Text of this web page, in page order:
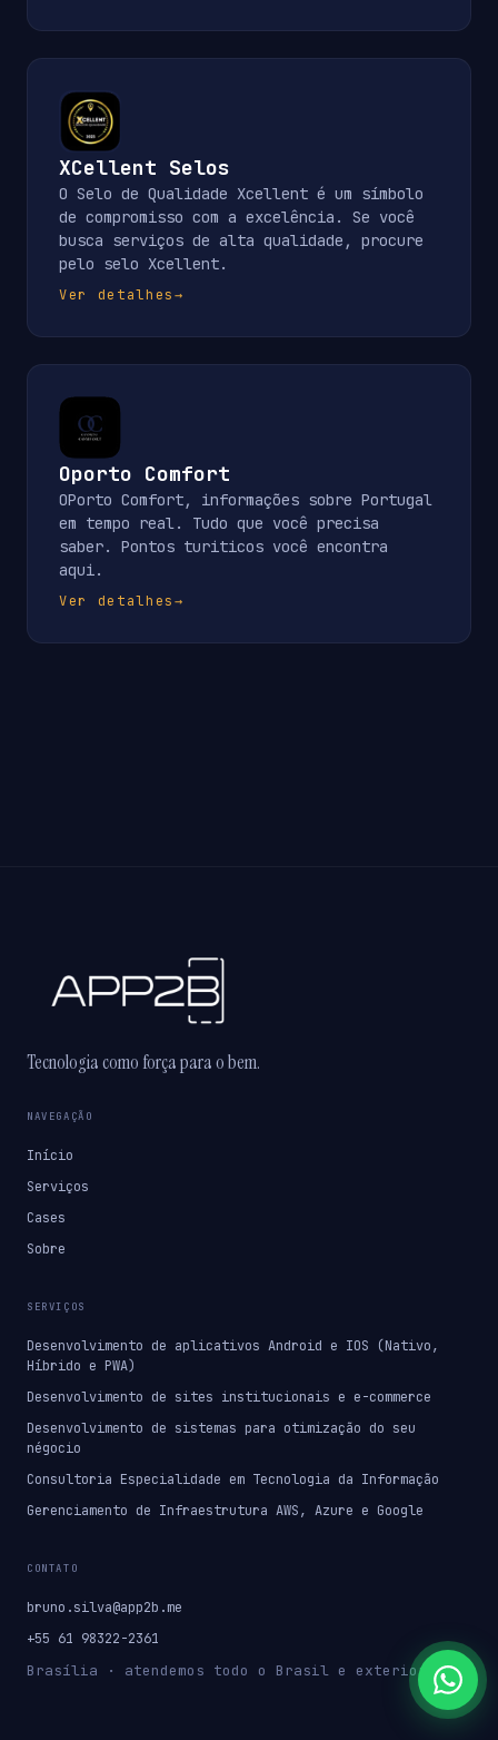
XCellent Selos
O Selo de Qualidade Xcellent é um símbolo
de compromisso com a excelência. Se você
busca serviços de alta qualidade, procure
pelo selo Xcellent.
Ver detalhes→
Oporto Comfort
OPorto Comfort, informações sobre Portugal
em tempo real. Tudo que você precisa
saber. Pontos turiticos você encontra
aqui.
Ver detalhes→
Tecnologia como força para o bem.
NAVEGAÇÃO
Início
Serviços
Cases
Sobre
SERVIÇOS
Desenvolvimento de aplicativos Android e IOS (Nativo,
Híbrido e PWA)
Desenvolvimento de sites institucionais e e-commerce
Desenvolvimento de sistemas para otimização do seu
négocio
Consultoria Especialidade em Tecnologia da Informação
Gerenciamento de Infraestrutura AWS, Azure e Google
CONTATO
bruno.silva@app2b.me
+55 61 98322-2361
Brasília · atendemos todo o Brasil e exterior